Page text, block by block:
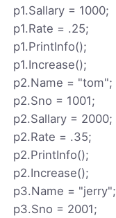
p1.Sallary = 1000;
p1.Rate = .25;
p1.PrintInfo();
p1.Increase();
p2.Name = "tom";
p2.Sno = 1001;
p2.Sallary = 2000;
p2.Rate = .35;
p2.PrintInfo();
p2.Increase();
p3.Name = "jerry";
p3.Sno = 2001;